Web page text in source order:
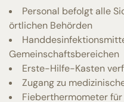
Personal befolgt alle
örtlichen Behörden
Gemeinschaftsbereichen
Erste-Hilfe-Kasten
Zugang zu
Fieberthermometer